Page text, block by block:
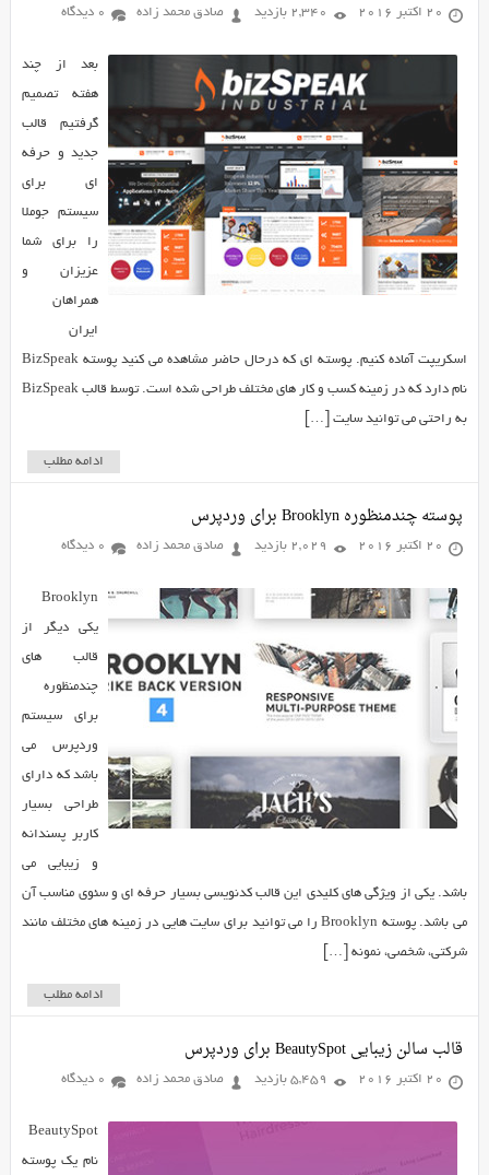
20 اکتبر 2016 2,340 بازدید صادق محمد زاده 0 دیدگاه
بعد از چند
هفته تصمیم
گرفتیم قالب
جدید و حرفه
ای برای
سیستم جوملا
را برای شما
عزیزان و
همراهان
ایران
اسکریپت آماده کنیم. پوسته ای که درحال حاضر مشاهده می کنید پوسته BizSpeak
نام دارد که در زمینه کسب و کار های مختلف طراحی شده است. توسط قالب BizSpeak
به راحتی می توانید سایت […]
ادامه مطلب
پوسته چندمنظوره Brooklyn برای وردپرس
20 اکتبر 2016 2,029 بازدید صادق محمد زاده 0 دیدگاه
Brooklyn
یکی دیگر از
قالب های
چندمنظوره
برای سیستم
وردپرس می
باشد که دارای
طراحی بسیار
کاربر پسندانه
و زیبایی می
باشد. یکی از ویژگی های کلیدی این قالب کدنویسی بسیار حرفه ای و سئوی مناسب آن
می باشد. پوسته Brooklyn را می توانید برای سایت هایی در زمینه های مختلف مانند
شرکتی، شخصی، نمونه […]
ادامه مطلب
قالب سالن زیبایی BeautySpot برای وردپرس
20 اکتبر 2016 5,459 بازدید صادق محمد زاده 0 دیدگاه
BeautySpot
نام یک پوسته